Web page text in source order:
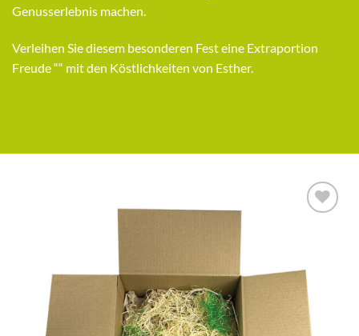
Genusserlebnis machen.
Verleihen Sie diesem besonderen Fest eine Extraportion
Freude ““ mit den Köstlichkeiten von Esther.